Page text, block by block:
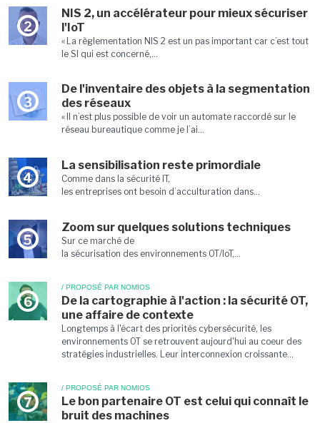
2
NIS 2, un accélérateur pour mieux sécuriser
l'IoT
« La règlementation NIS 2 est un pas important car c’est tout
le SI qui est concerné,...
3
De l'inventaire des objets à la segmentation
des réseaux
« Il n’est plus possible de voir un automate raccordé sur le
réseau bureautique comme je l’ai...
4
La sensibilisation reste primordiale
Comme dans la sécurité IT,
les entreprises ont besoin d’acculturation dans...
5
Zoom sur quelques solutions techniques
Sur ce marché de
la sécurisation des environnements OT/IoT,...
6
/ PROPOSÉ PAR NOMIOS
De la cartographie à l'action : la sécurité OT,
une affaire de contexte
Longtemps à l'écart des priorités cybersécurité, les
environnements OT se retrouvent aujourd'hui au coeur des
stratégies industrielles. Leur interconnexion croissante...
7
/ PROPOSÉ PAR NOMIOS
Le bon partenaire OT est celui qui connaît le
bruit des machines